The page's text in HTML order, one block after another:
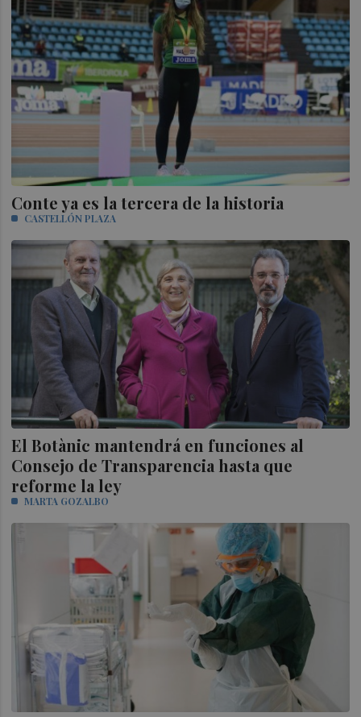
Conte ya es la tercera de la historia
CASTELLÓN PLAZA
El Botànic mantendrá en funciones al
Consejo de Transparencia hasta que
reforme la ley
MARTA GOZALBO